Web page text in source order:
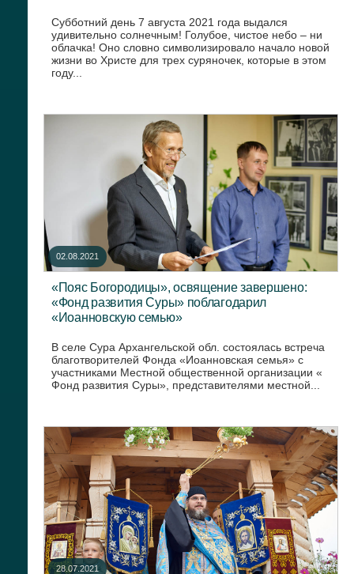
Субботний день 7 августа 2021 года выдался
удивительно солнечным! Голубое, чистое небо – ни
облачка! Оно словно символизировало начало новой
жизни во Христе для трех суряночек, которые в этом
году...
02.08.2021
«Пояс Богородицы», освящение завершено:
«Фонд развития Суры» поблагодарил
«Иоанновскую семью»
В селе Сура Архангельской обл. состоялась встреча
благотворителей Фонда «Иоанновская семья» с
участниками Местной общественной организации «
Фонд развития Суры», представителями местной...
28.07.2021